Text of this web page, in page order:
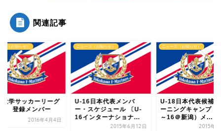
関連記事
ス（お知らせ）
日本代表メンバ
スケジュール 〔U-
ンターナショナ...
ニュース（お知らせ）
U-18日本代表候補トレ
ーニングキャンプ（7/13
～16＠新潟）メ...
2015年7月7日
ニュース（お知らせ）
関東大学サッカーリ
戦1部 登録メンバ
2016年4